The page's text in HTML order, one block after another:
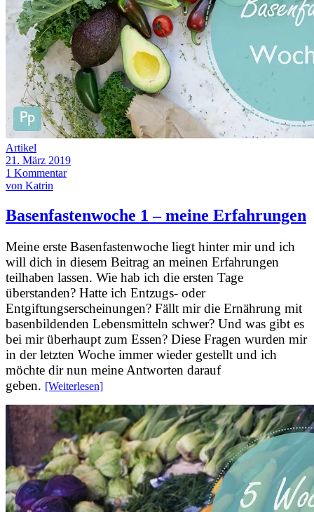
Artikel
21. März 2019
1 Kommentar
von Katrin
Basenfastenwoche 1 – meine Erfahrungen
Meine erste Basenfastenwoche liegt hinter mir und ich
will dich in diesem Beitrag an meinen Erfahrungen
teilhaben lassen. Wie hab ich die ersten Tage
überstanden? Hatte ich Entzugs- oder
Entgiftungserscheinungen? Fällt mir die Ernährung mit
basenbildenden Lebensmitteln schwer? Und was gibt es
bei mir überhaupt zum Essen? Diese Fragen wurden mir
in der letzten Woche immer wieder gestellt und ich
möchte dir nun meine Antworten darauf
geben. [Weiterlesen]